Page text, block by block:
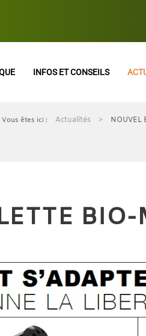
INFOS ET CONSEILS
Actualités NOUVEL